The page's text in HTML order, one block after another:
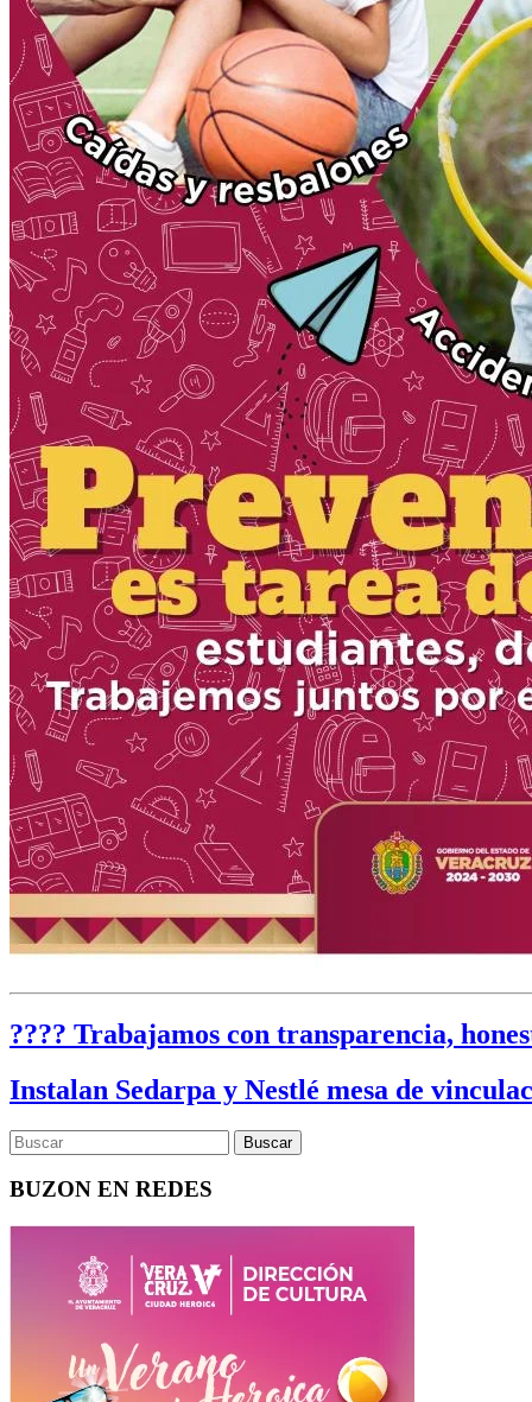
???? Trabajamos con transparencia,
Instalan Sedarpa y Nestlé mesa de
BUZON EN REDES